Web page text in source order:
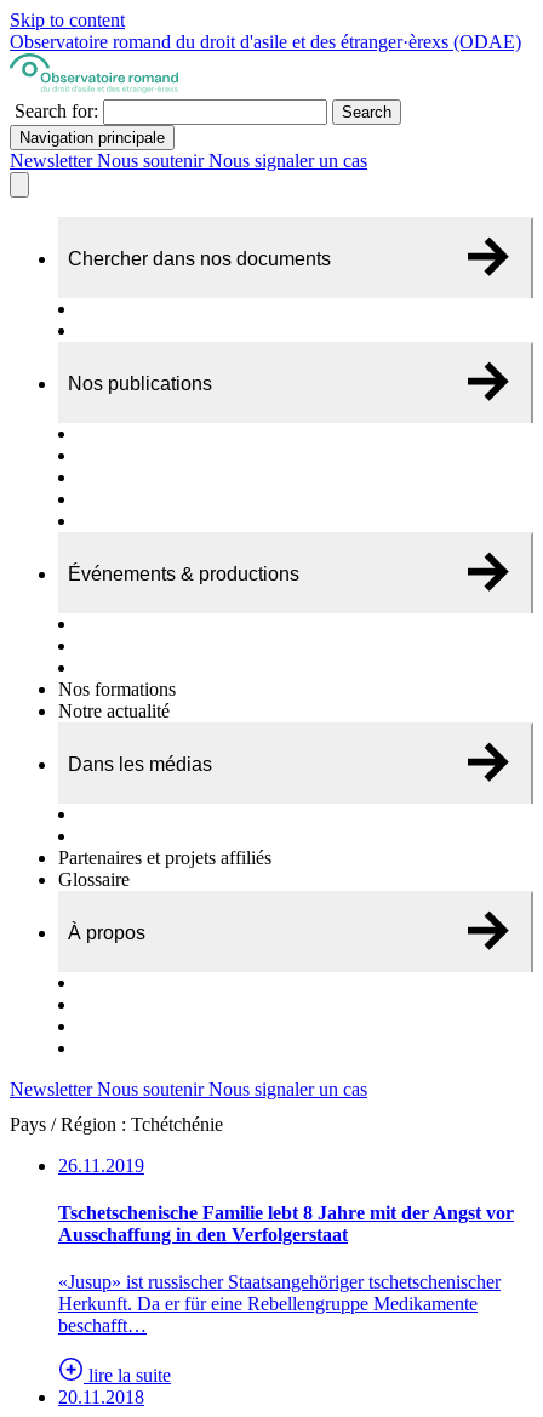
Skip to content
Observatoire romand du droit d'asile et des étranger·èrexs (ODAE)
Search for:
Search
Navigation principale
NewsletterNous soutenirNous signaler un cas
Chercher dans nos documents
Nos publications
Événements & productions
Nos formations
Notre actualité
Dans les médias
Partenaires et projets affiliés
Glossaire
À propos
NewsletterNous soutenirNous signaler un cas
Pays / Région : Tchétchénie
26.11.2019
Tschetschenische Familie lebt 8 Jahre mit der Angst vor
Ausschaffung in den Verfolgerstaat
«Jusup» ist russischer Staatsangehöriger tschetschenischer
Herkunft. Da er für eine Rebellengruppe Medikamente
beschafft…
lire la suite
20.11.2018